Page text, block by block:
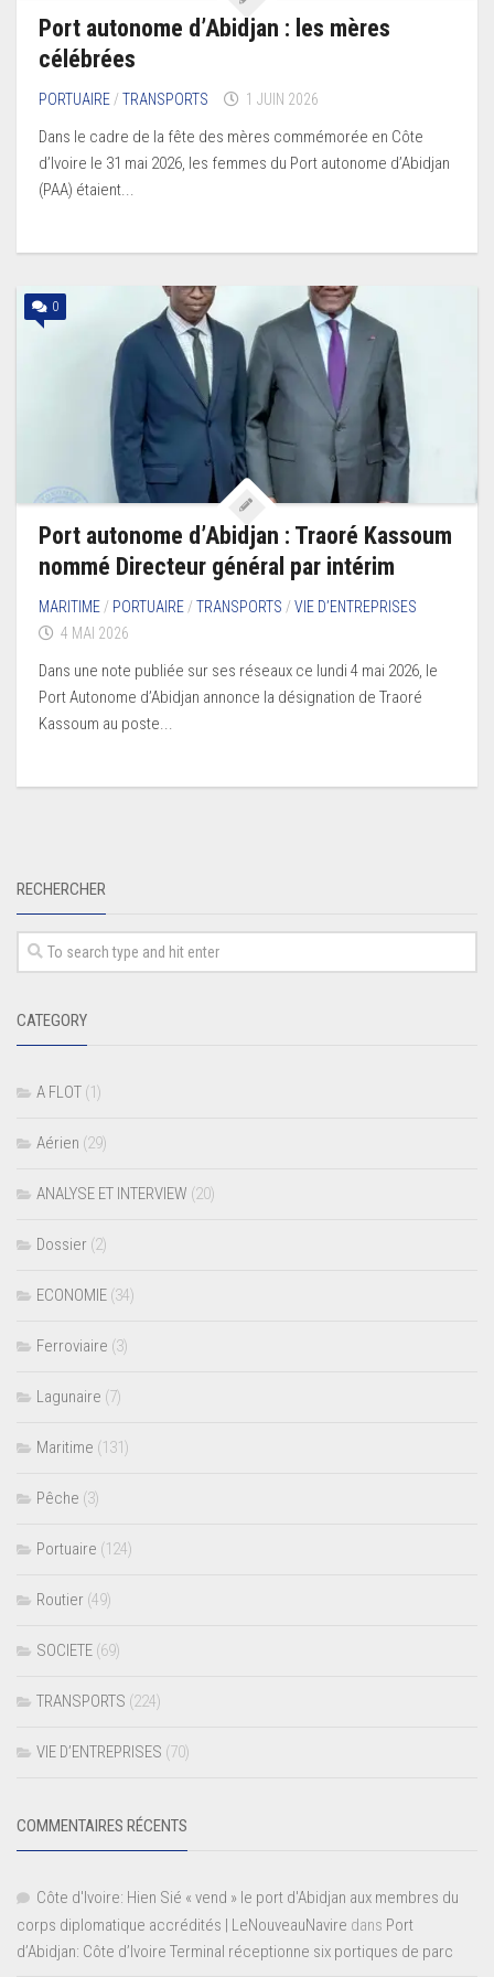
Port autonome d’Abidjan : les mères
célébrées
PORTUAIRE /TRANSPORTS 1 JUIN 2026
Dans le cadre de la fête des mères commémorée en Côte
d’Ivoire le 31 mai 2026, les femmes du Port autonome d’Abidjan
(PAA) étaient...
0
Port autonome d’Abidjan : Traoré Kassoum
nommé Directeur général par intérim
MARITIME / PORTUAIRE /TRANSPORTS /VIE D’ENTREPRISES
4 MAI 2026
Dans une note publiée sur ses réseaux ce lundi 4 mai 2026, le
Port Autonome d’Abidjan annonce la désignation de Traoré
Kassoum au poste...
RECHERCHER
CATEGORY
A FLOT (1)
Aérien (29)
ANALYSE ET INTERVIEW (20)
Dossier (2)
ECONOMIE (34)
Ferroviaire (3)
Lagunaire (7)
Maritime (131)
Pêche (3)
Portuaire (124)
Routier (49)
SOCIETE (69)
TRANSPORTS (224)
VIE D’ENTREPRISES (70)
COMMENTAIRES RÉCENTS
Côte d'Ivoire: Hien Sié « vend » le port d'Abidjan aux membres du
corps diplomatique accrédités | LeNouveauNavire dans Port
d’Abidjan: Côte d’Ivoire Terminal réceptionne six portiques de parc